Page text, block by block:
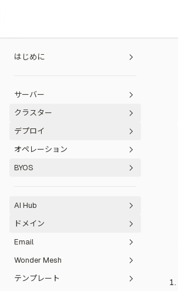
はじめに
クイックスタート
ニーズから始める
ベストプラクティス
移行
Heroku からの移行
Vercel からの移行
Fly.io からの移行
Replit からのインポート
Lovable からのインポート
Bolt からのインポート
FAQ とサポート
ヘルプを得る
コミュニティ認証
サーバー
オペレーティングシステム
サーバーを購入する
サーバーを登録する
サーバーを維護する
ファイアウォールとセキュリティ
クラスター
概要
クラスターを購入する
既存のクラスターを接続する
デプロイ
デプロイの仕組み
プロジェクトとサービスの作成
サービス作成
Dockerfile
カスタム Docker イメージ
GitHub/Git 連携
デプロイボタン
Chrome 拡張機能
サービス設定
環境変数
ルートディレクトリ
ウォッチパス
コマンド実行
プロジェクト管理
プロジェクトのコピー
プロジェクトのエクスポート
プロジェクトの移行
ネットワーキング
パブリックネットワーキング
プライベートネットワーキング
オペレーション
チーム管理
セキュリティレポート
使用量分析
プロジェクト予算
スケーリング
デプロイ管理
ロールバック
サービスの一時停止
モニタリング
ヘルスチェック
ログとストリーミング
メトリクス
データ管理
ストレージ
ファイル管理
BYOS
GCP
AI Hub
n8n 統合
SillyTavern 統合
使用量と料金の取得
Zeabur AI Hub
ドメイン
ドメイン登録
ドメイン管理
DNS レコード
Email
クイックスタート
REST API リファレンス
Wonder Mesh
スタート
テンプレート